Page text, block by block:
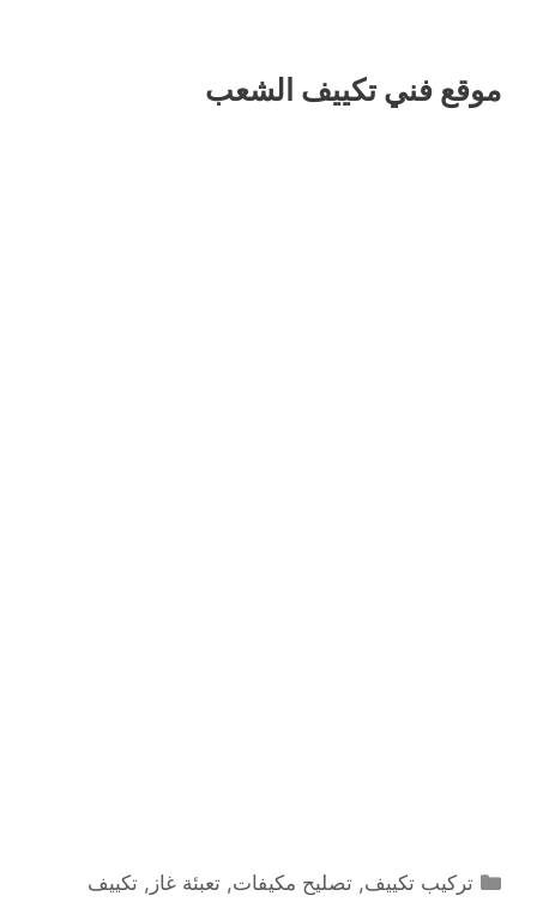
موقع فني تكييف الشعب
التصنيفات
تركيب تكييف,تصليح مكيفات,تعبئة غاز ,تكييف